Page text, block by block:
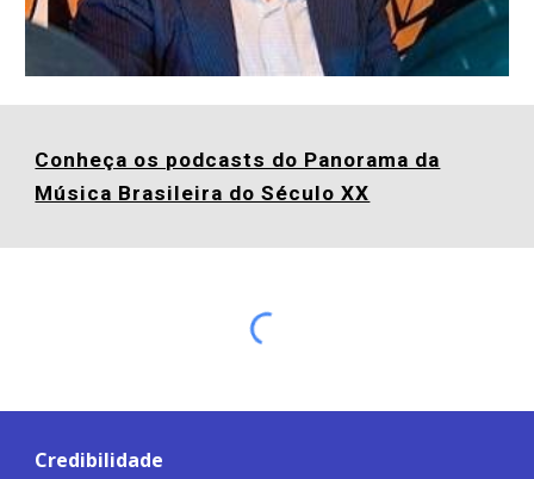
Conheça os podcasts do Panorama da
Música Brasileira do Século XX
Credibilidade